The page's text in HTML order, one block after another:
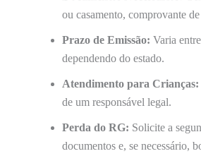
ou casamento, comprovante
Prazo de Emissão: Varia
dependendo do estado.
Atendimento para Crianças:
de um responsável legal.
Perda do RG: Solicite a
documentos e, se necessário,